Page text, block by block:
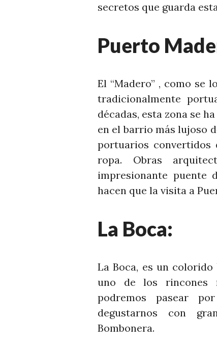
secretos que guarda
Puerto
El “Madero” , como se
tradicionalmente
décadas, esta zona se
en el barrio más lujoso
portuarios convertidos
ropa. Obras
impresionante puente
hacen que la visita a
La Boca:
La Boca, es un
uno de los rincones
podremos pasear
degustarnos con
Bombonera.